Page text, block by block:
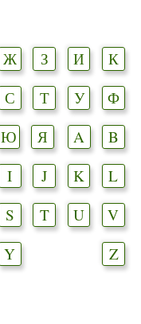
Ж З И
К
С Т У
Ф
Ю Я A
B
I J K
L
S T U
V
Y Z